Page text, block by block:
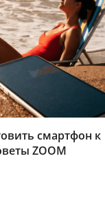
смартфон к
ZOOM